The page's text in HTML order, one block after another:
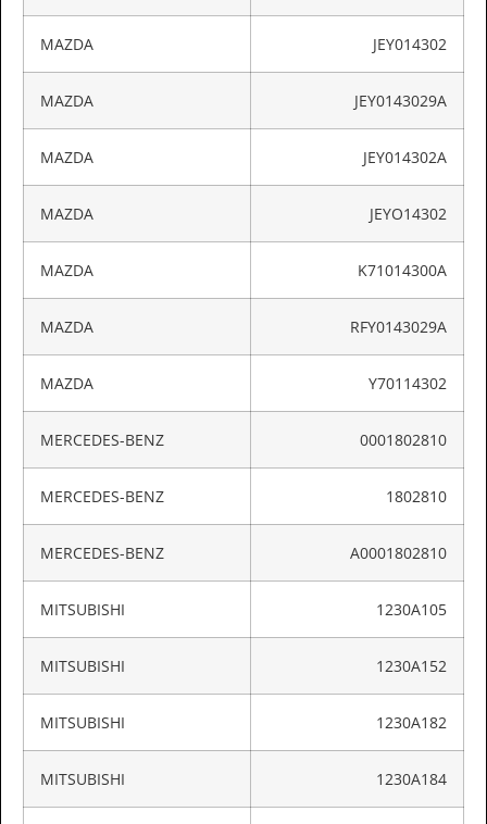
MAZDA JEY014302
MAZDA JEY0143029A
MAZDA JEY014302A
MAZDA JEYO14302
MAZDA K71014300A
MAZDA RFY0143029A
MAZDA Y70114302
MERCEDES-BENZ 0001802810
MERCEDES-BENZ 1802810
MERCEDES-BENZ A0001802810
MITSUBISHI 1230A105
MITSUBISHI 1230A152
MITSUBISHI 1230A182
MITSUBISHI 1230A184